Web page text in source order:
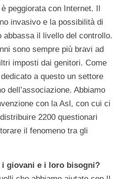
peggiorata con Internet. Il
invasivo e la possibilità di
abbassa il livello del controllo.
sono sempre più bravi ad
imposti dai genitori. Come
a questo un settore
dell’associazione. Abbiamo
con la Asl, con cui ci
2200 questionari
il fenomeno tra gli
i giovani e i loro bisogni?